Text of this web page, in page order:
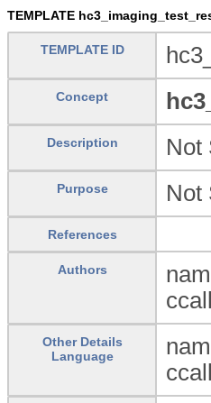
TEMPLATE
TEMPLATE ID
Concept
Description Not
Purpose Not
References
Authors
Other Details
Language